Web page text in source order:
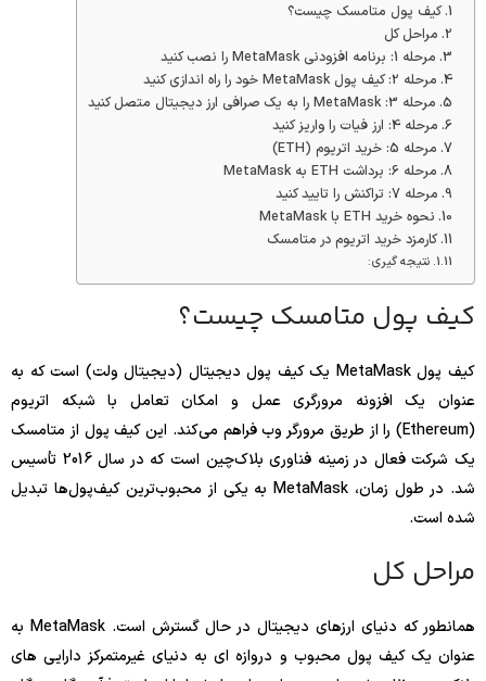
کیف پول متامسک چیست؟
مراحل کل
مرحله 1: برنامه افزودنی MetaMask را نصب کنید
مرحله 2: کیف پول MetaMask خود را راه اندازی کنید
مرحله 3: MetaMask را به یک صرافی ارز دیجیتال متصل کنید
مرحله 4: ارز فیات را واریز کنید
مرحله 5: خرید اتریوم (ETH)
مرحله 6: برداشت ETH به MetaMask
مرحله 7: تراکنش را تایید کنید
نحوه خرید ETH با MetaMask
کارمزد خرید اتریوم در متامسک
نتیجه گیری:
کیف پول متامسک چیست؟
کیف پول MetaMask یک کیف پول دیجیتال (دیجیتال ولت) است که به
عنوان یک افزونه مرورگری عمل و امکان تعامل با شبکه اتریوم
(Ethereum) را از طریق مرورگر وب فراهم می‌کند. این کیف پول از متامسک
یک شرکت فعال در زمینه فناوری بلاک‌چین است که در سال 2016 تأسیس
شد. در طول زمان، MetaMask به یکی از محبوب‌ترین کیف‌پول‌ها تبدیل
شده است.
مراحل کل
همانطور که دنیای ارزهای دیجیتال در حال گسترش است. MetaMask به
عنوان یک کیف پول محبوب و دروازه ای به دنیای غیرمتمرکز دارایی های